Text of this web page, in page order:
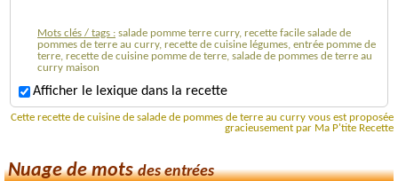
Mots clés / tags : salade pomme terre curry, recette facile salade de
pommes de terre au curry, recette de cuisine légumes, entrée pomme de
terre, recette de cuisine pomme de terre, salade de pommes de terre au
curry maison
Afficher le lexique dans la recette
Cette recette de cuisine de salade de pommes de terre au curry vous est proposée
gracieusement par Ma P'tite Recette
Nuage de motsdes entrées